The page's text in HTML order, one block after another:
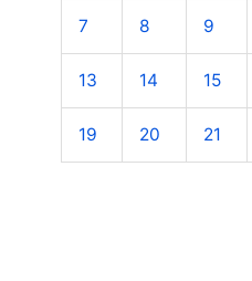
7 8 9
13 14 15
19 20 21